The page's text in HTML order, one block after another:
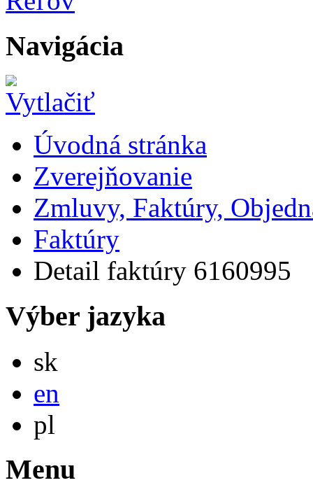
Navigácia
Úvodná stránka
Zverejňovanie
Zmluvy, Faktúry,
Faktúry
Detail faktúry 6160995
Výber jazyka
sk
en
pl
Menu